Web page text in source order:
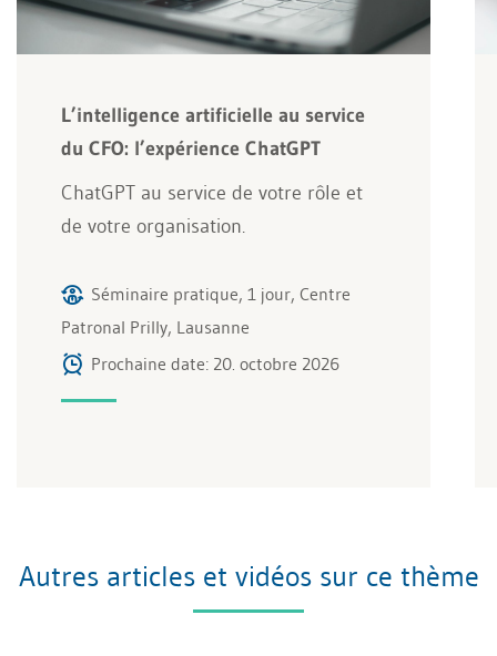
L’intelligence artificielle au service
du CFO: l’expérience ChatGPT
ChatGPT au service de votre rôle et
de votre organisation.
Séminaire pratique, 1 jour, Centre
Patronal Prilly, Lausanne
Prochaine date: 20. octobre 2026
Autres articles et vidéos sur ce thème